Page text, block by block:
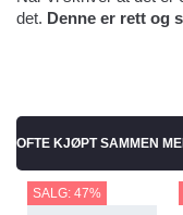
det. Denne er rett og
OFTE KJØPT SAMMEN
SALG: 47%